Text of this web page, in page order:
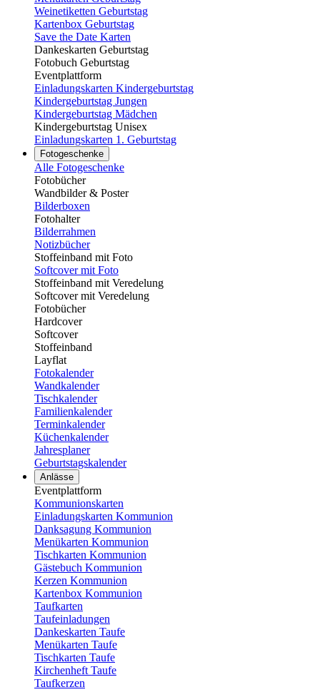
Weinetiketten Geburtstag
Kartenbox Geburtstag
Save the Date Karten
Dankeskarten Geburtstag
Fotobuch Geburtstag
Eventplattform
Einladungskarten Kindergeburtstag
Kindergeburtstag Jungen
Kindergeburtstag Mädchen
Kindergeburtstag Unisex
Einladungskarten 1. Geburtstag
Fotogeschenke
Alle Fotogeschenke
Fotobücher
Wandbilder & Poster
Bilderboxen
Fotohalter
Bilderrahmen
Notizbücher
Stoffeinband mit Foto
Softcover mit Foto
Stoffeinband mit Veredelung
Softcover mit Veredelung
Fotobücher
Hardcover
Softcover
Stoffeinband
Layflat
Fotokalender
Wandkalender
Tischkalender
Familienkalender
Terminkalender
Küchenkalender
Jahresplaner
Geburtstagskalender
Anlässe
Eventplattform
Kommunionskarten
Einladungskarten Kommunion
Danksagung Kommunion
Menükarten Kommunion
Tischkarten Kommunion
Gästebuch Kommunion
Kerzen Kommunion
Kartenbox Kommunion
Taufkarten
Taufeinladungen
Dankeskarten Taufe
Menükarten Taufe
Tischkarten Taufe
Kirchenheft Taufe
Taufkerzen